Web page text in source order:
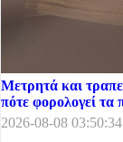
Μετρητά και
πότε φορολογεί
2026-08-08 03:50:34